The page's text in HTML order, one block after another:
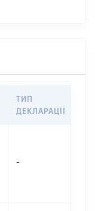
ТИП
ДЕКЛАРАЦІЇ
-